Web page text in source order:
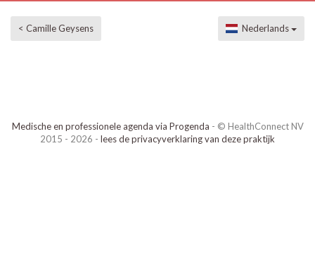
< Camille Geysens Nederlands
Medische en professionele agenda via Progenda - © HealthConnect NV
2015 - 2026 - lees de privacyverklaring van deze praktijk